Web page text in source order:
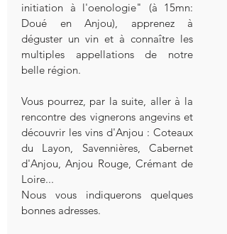
initiation à l'oenologie" (à 15mn:
Doué en Anjou), apprenez à
déguster un vin et à connaître les
multiples appellations de notre
belle région.
Vous pourrez, par la suite, aller à la
rencontre des vignerons angevins et
découvrir les vins d'Anjou : Coteaux
du Layon, Savennières, Cabernet
d'Anjou, Anjou Rouge, Crémant de
Loire...
Nous vous indiquerons quelques
bonnes adresses.